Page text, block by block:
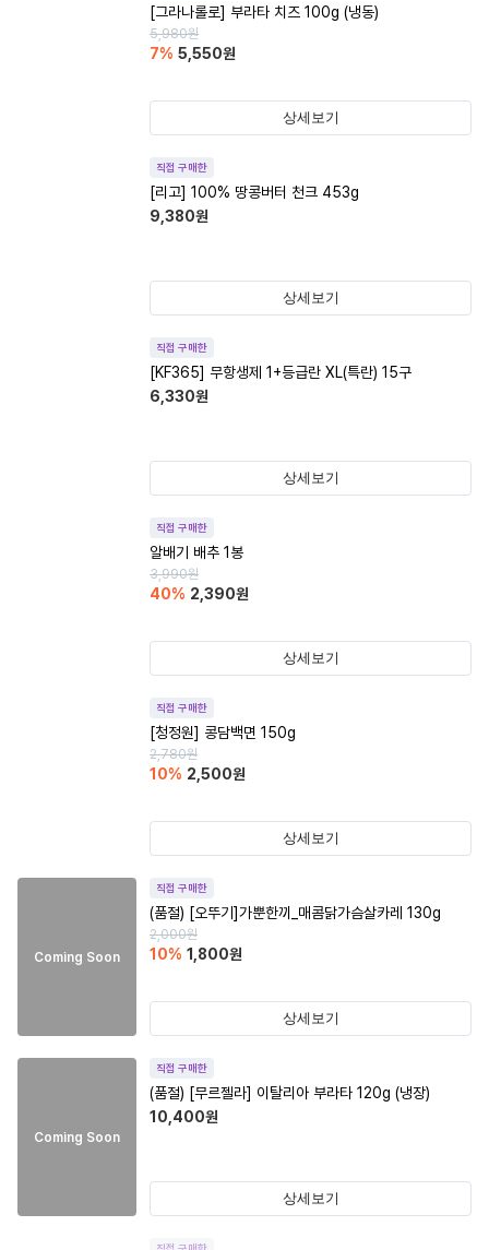
[그라나롤로] 부라타 치즈 100g (냉동)
5,980원
7% 5,550원
상세보기
직접 구매한
[리고] 100% 땅콩버터 천크 453g
9,380원
상세보기
직접 구매한
[KF365] 무항생제 1+등급란 XL(특란) 15구
6,330원
상세보기
직접 구매한
알배기 배추 1봉
3,990원
40% 2,390원
상세보기
직접 구매한
[청정원] 콩담백면 150g
2,780원
10% 2,500원
상세보기
Coming Soon
직접 구매한
(품절) [오뚜기]가뿐한끼_매콤닭가슴살카레 130g
2,000원
10% 1,800원
상세보기
Coming Soon
직접 구매한
(품절) [무르젤라] 이탈리아 부라타 120g (냉장)
10,400원
상세보기